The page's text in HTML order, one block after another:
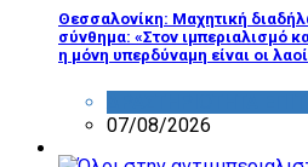
Θεσσαλονίκη: Μαχητική
σύνθημα: «Στον ιμπεριαλισμό
η μόνη υπερδύναμη είναι οι
07/08/2026